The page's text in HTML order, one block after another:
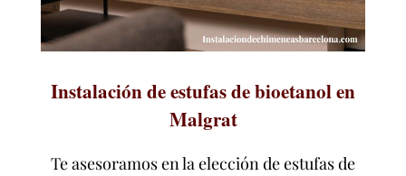
Instalación de estufas de bioetanol en
Malgrat
Te asesoramos en la elección de estufas de